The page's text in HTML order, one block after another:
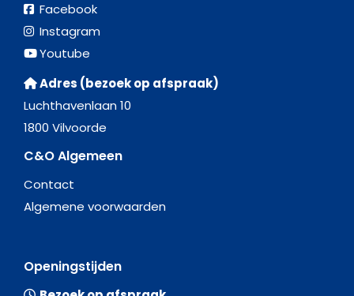
Facebook
Instagram
Youtube
Adres (bezoek op afspraak)
Luchthavenlaan 10
1800 Vilvoorde
C&O Algemeen
Contact
Algemene voorwaarden
Openingstijden